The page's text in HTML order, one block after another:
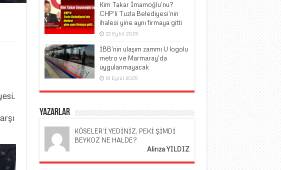
Kim Takar İmamoğlu’nu?
CHP’li Tuzla Belediyesi’nin
ihalesi yine aynı firmaya gitti
22 Eylül 2025
İBB’nin ulaşım zammı U logolu
metro ve Marmaray’da
uygulanmayacak
16 Eylül 2025
Yazarlar
KÖSELER’İ YEDİNİZ, PEKİ ŞİMDİ
BEYKOZ NE HALDE?
Alirıza YILDIZ